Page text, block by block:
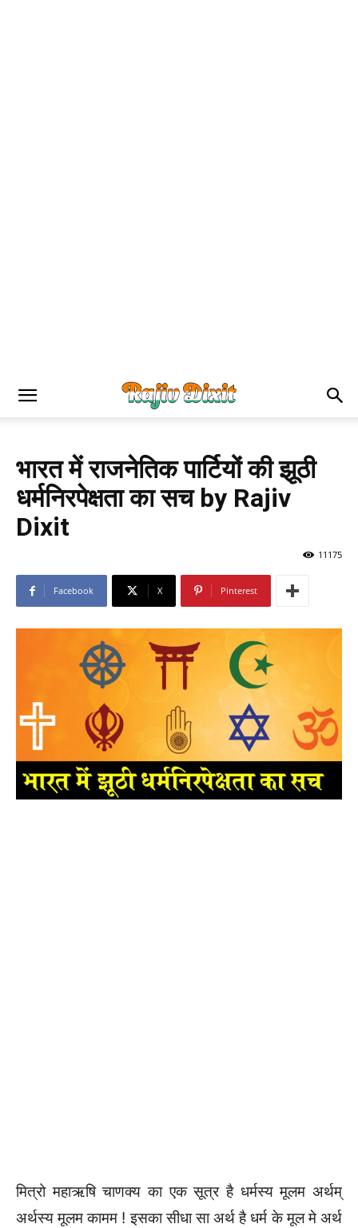
भारत में राजनेतिक पार्टियों की झूठी
धर्मनिरपेक्षता का सच by Rajiv
Dixit
11175
Facebook X Pinterest
मित्रो महाऋषि चाणक्य का एक सूत्र है धर्मस्य मूलम अर्थम्
अर्थस्य मूलम कामम ! इसका सीधा सा अर्थ है धर्म के मूल मे अर्थ